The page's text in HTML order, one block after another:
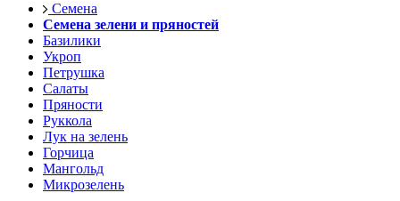
Семена
Семена зелени и пряностей
Базилики
Укроп
Петрушка
Салаты
Пряности
Руккола
Лук на зелень
Горчица
Мангольд
Микрозелень